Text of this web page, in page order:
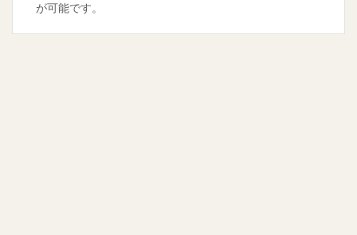
が可能です。